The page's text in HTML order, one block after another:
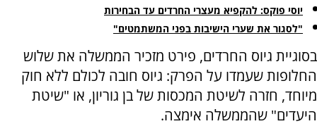
יוסי פוקס: להקפיא מעצרי החרדים עד הבחירות
"לסגור את שערי הישיבות בפני המשתמטים"
בסוגיית גיוס החרדים, פירט מזכיר הממשלה את שלוש
החלופות שעמדו על הפרק: גיוס חובה לכולם ללא חוק
מיוחד, חזרה לשיטת המכסות של בן גוריון, או "שיטת
היעדים" שהממשלה אימצה.